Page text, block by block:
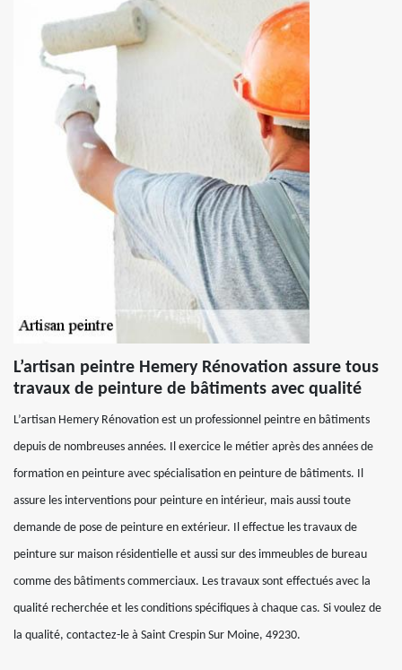
L’artisan peintre Hemery Rénovation assure tous
travaux de peinture de bâtiments avec qualité
L’artisan Hemery Rénovation est un professionnel peintre en bâtiments
depuis de nombreuses années. Il exercice le métier après des années de
formation en peinture avec spécialisation en peinture de bâtiments. Il
assure les interventions pour peinture en intérieur, mais aussi toute
demande de pose de peinture en extérieur. Il effectue les travaux de
peinture sur maison résidentielle et aussi sur des immeubles de bureau
comme des bâtiments commerciaux. Les travaux sont effectués avec la
qualité recherchée et les conditions spécifiques à chaque cas. Si voulez de
la qualité, contactez-le à Saint Crespin Sur Moine, 49230.